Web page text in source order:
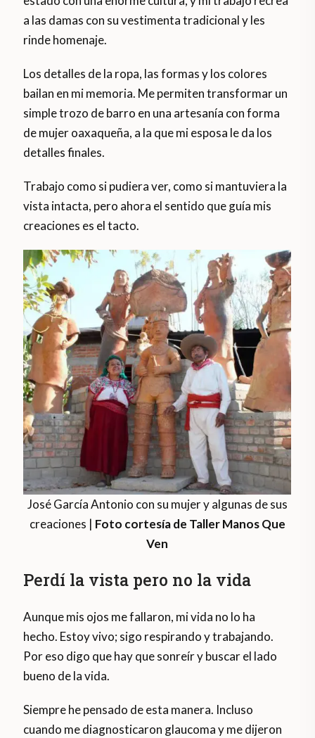
a las damas con su vestimenta tradicional y les
rinde homenaje.
Los detalles de la ropa, las formas y los colores
bailan en mi memoria. Me permiten transformar un
simple trozo de barro en una artesanía con forma
de mujer oaxaqueña, a la que mi esposa le da los
detalles finales.
Trabajo como si pudiera ver, como si mantuviera la
vista intacta, pero ahora el sentido que guía mis
creaciones es el tacto.
José García Antonio con su mujer y algunas de sus
creaciones | Foto cortesía de Taller Manos Que
Ven
Perdí la vista pero no la vida
Aunque mis ojos me fallaron, mi vida no lo ha
hecho. Estoy vivo; sigo respirando y trabajando.
Por eso digo que hay que sonreír y buscar el lado
bueno de la vida.
Siempre he pensado de esta manera. Incluso
cuando me diagnosticaron glaucoma y me dijeron